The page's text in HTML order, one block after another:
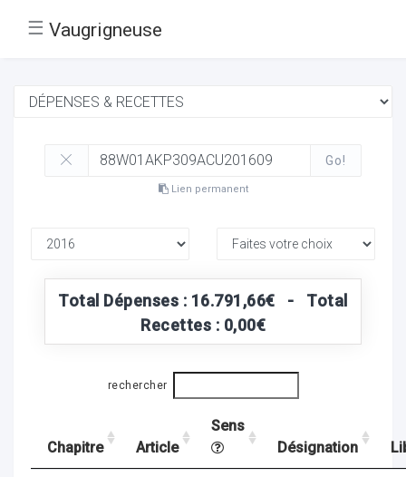
☰ Vaugrigneuse
Go!
Lien permanent
Total Dépenses : 16.791,66€ - Total
Recettes : 0,00€
rechercher
Chapitre Article
Sens
Désignation